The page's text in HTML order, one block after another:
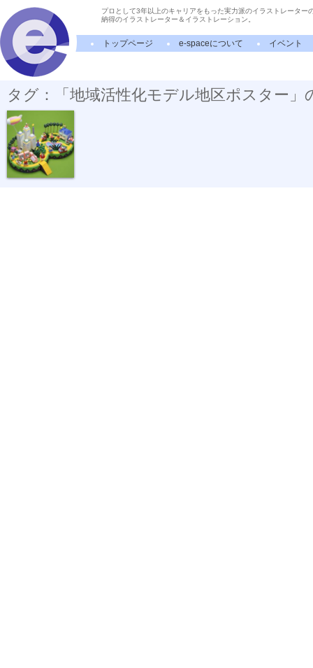
プロとして3年以上のキャリアをもった実力派のイラストレーター
納得のイラストレーター＆イラストレーション。
トップページ e-spaceについて イベント
タグ：「地域活性化モデル地区ポスター」
地域活性化モ...